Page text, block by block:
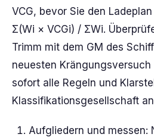
VCG, bevor Sie den
Σ(Wi × VCGi) / ΣWi.
Trimm mit dem GM des
neuesten Krängungsversuch
sofort alle Regeln und
Klassifikationsgesellschaft
Aufgliedern und messen: